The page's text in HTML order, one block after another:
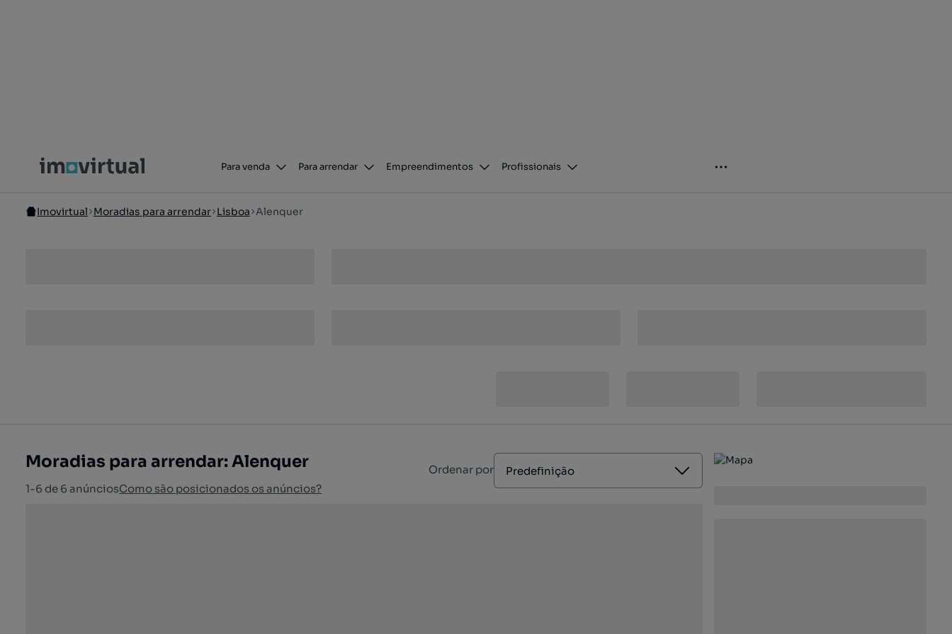
Para venda Para arrendar Empreendimentos Profissionais
Imovirtual Moradias para arrendar Lisboa Alenquer
Moradias para arrendar: Alenquer
1-6 de 6 anúnciosComo são posicionados os anúncios?
Ordenar por Predefinição